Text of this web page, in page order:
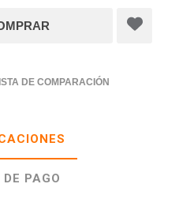
DE COMPARACIÓN
PAGO